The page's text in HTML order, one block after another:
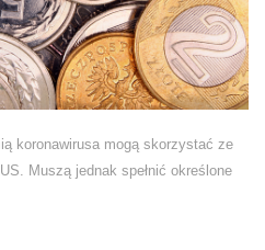
koronawirusa mogą skorzystać ze
Muszą jednak spełnić określone